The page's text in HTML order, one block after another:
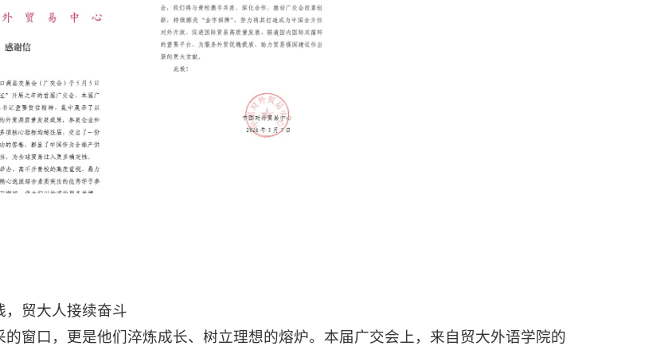
，贸大人接续奋斗
窗口，更是他们淬炼成长、树立理想的熔炉。本届广交会上，来自贸大外语学院的